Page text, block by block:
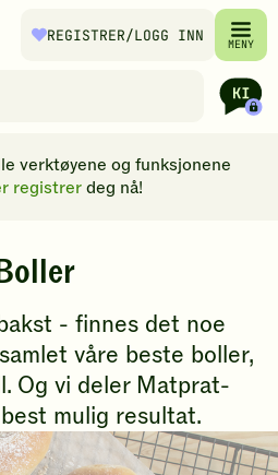
REGISTRER/LOGG INN MENY
verktøyene og funksjonene
registrerdeg nå!
- finnes det noe
våre beste boller,
Og vi deler Matprat-
mulig resultat.